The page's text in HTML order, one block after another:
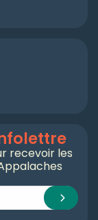
recevoir les